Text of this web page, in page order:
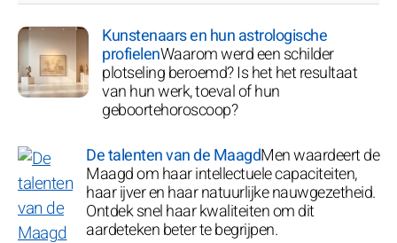
Kunstenaars en hun astrologische
profielenWaarom werd een schilder
plotseling beroemd? Is het het resultaat
van hun werk, toeval of hun
geboortehoroscoop?
De talenten van de MaagdMen waardeert de
Maagd om haar intellectuele capaciteiten,
haar ijver en haar natuurlijke nauwgezetheid.
Ontdek snel haar kwaliteiten om dit
aardeteken beter te begrijpen.